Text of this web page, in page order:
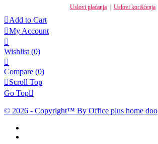
Uslovi plaćanja
Uslovi korišćenja
Add to Cart
My Account

Wishlist (0)

Compare (0)
Scroll Top
Go Top
© 2026 - Copyright™ By Office plus home doo